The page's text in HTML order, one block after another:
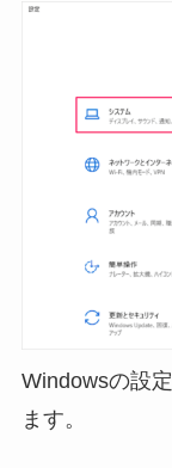
Windowsの設
ます。